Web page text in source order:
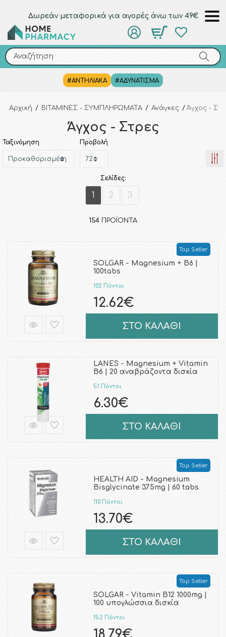
Δωρεάν μεταφορικά για αγορές άνω των 49€
Αναζήτηση
#ΑΝΤΗΛΙΑΚΑ #ΑΔΥΝΑΤΙΣΜΑ
Αναζήτηση
Αρχική / ΒΙΤΑΜΙΝΕΣ - ΣΥΜΠΛΗΡΩΜΑΤΑ / Ανάγκες / Άγχος -
Άγχος - Στρες
Ταξινόμηση Προβολή
Σελίδες:
1 2 3
154 ΠΡΟΪΌΝΤΑ
Top Seller
SOLGAR - Magnesium + B6 |
100tabs
102 Πόντοι
12.62€
ΣΤΟ ΚΑΛΑΘΙ
LANES - Magnesium + Vitamin
B6 | 20 αναβράζοντα δισκία
51 Πόντοι
6.30€
ΣΤΟ ΚΑΛΑΘΙ
Top Seller
HEALTH AID - Magnesium
Bisglycinate 375mg | 60 tabs
110 Πόντοι
13.70€
ΣΤΟ ΚΑΛΑΘΙ
Top Seller
SOLGAR - Vitamin B12 1000mg |
100 υπογλώσσια δισκία
152 Πόντοι